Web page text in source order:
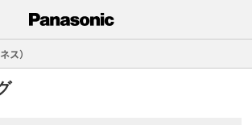
ス）